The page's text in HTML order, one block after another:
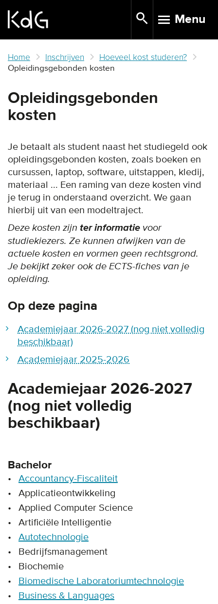
main
TOGGLE
Menu
Home Inschrijven
Hoeveel kost studeren?
Opleidingsgebonden kosten
Opleidingsgebonden
kosten
Je betaalt als student naast het studiegeld ook
opleidingsgebonden kosten, zoals boeken en
cursussen, laptop, software, uitstappen, kledij,
materiaal ... Een raming van deze kosten vind
je terug in onderstaand overzicht. We gaan
hierbij uit van een modeltraject.
Deze kosten zijn ter informatie voor
studiekiezers. Ze kunnen afwijken van de
actuele kosten en vormen geen rechtsgrond.
Je bekijkt zeker ook de ECTS-fiches van je
opleiding.
Op deze pagina
Academiejaar 2026-2027 (nog niet volledig
beschikbaar)
Academiejaar 2025-2026
Academiejaar 2026-2027
(nog niet volledig
beschikbaar)
Bachelor
Accountancy-Fiscaliteit
Applicatieontwikkeling
Applied Computer Science
Artificiële Intelligentie
Autotechnologie
Bedrijfsmanagement
Biochemie
Biomedische Laboratoriumtechnologie
Business & Languages